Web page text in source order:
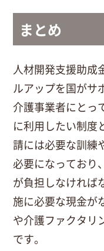
まとめ
人材開発支援助成
ルアップを国がサ
介護事業者にとっ
に利用したい制度
請には必要な訓練
必要になっており
が負担しなければ
施に必要な現金が
や介護ファクタリ
です。